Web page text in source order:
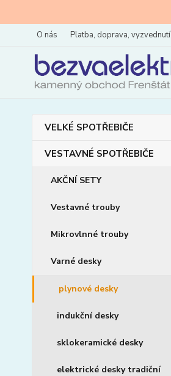
O nás Platba, doprava, vyzvednutí
VELKÉ SPOTŘEBIČE
VESTAVNÉ SPOTŘEBIČE
AKČNÍ SETY
Vestavné trouby
Mikrovlnné trouby
Varné desky
plynové desky
indukční desky
sklokeramické desky
elektrické desky tradiční